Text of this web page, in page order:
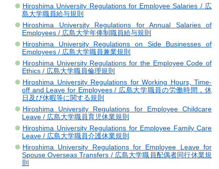
Hiroshima University Regulations for Employee Salaries / 広
島大学職員給与規則
Hiroshima University Regulations for Annual Salaries of
Employees / 広島大学年俸制職員給与規則
Hiroshima University Regulations on Side Businesses of
Employees / 広島大学職員兼業規則
Hiroshima University Regulations for the Employee Code of
Ethics / 広島大学職員倫理規則
Hiroshima University Regulations for Working Hours, Time-
off and Leave for Employees / 広島大学職員の労働時間，休
日及び休暇等に関する規則
Hiroshima University Regulations for Employee Childcare
Leave / 広島大学職員育児休業規則
Hiroshima University Regulations for Employee Family Care
Leave / 広島大学職員介護休業規則
Hiroshima University Regulations for Employee Leave for
Spouse Overseas Transfers / 広島大学職員配偶者同行休業規
則